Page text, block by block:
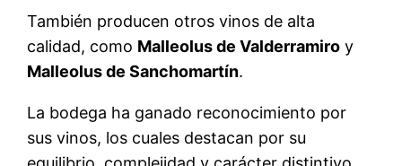
También producen otros vinos de alta
calidad, como Malleolus de Valderramiro y
Malleolus de Sanchomartín.
La bodega ha ganado reconocimiento por
sus vinos, los cuales destacan por su